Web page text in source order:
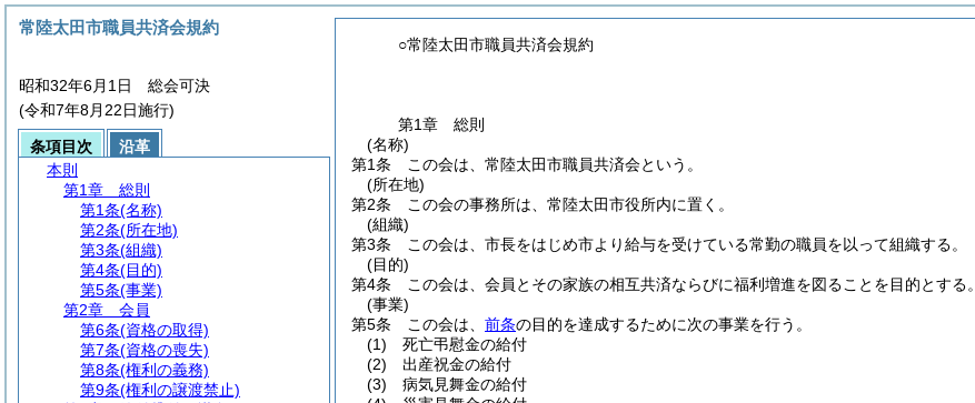
○常陸太田市職員共済会規約
第1章
総則
(名称)
第1条
この会は、常陸太田市職員共済会という。
(所在地)
第2条
この会の事務所は、常陸太田市役所内に置く。
(組織)
第3条
この会は、市長をはじめ市より給与を受けている常勤の職員を以って組織する。
(目的)
第4条
この会は、会員とその家族の相互共済ならびに福利増進を図ることを目的とする。
(事業)
第5条
この会は、 前条の目的を達成するために次の事業を行う。
(1)
死亡弔慰金の給付
(2)
出産祝金の給付
(3)
病気見舞金の給付
常陸太田市職員共済会規約
昭和32年6月1日 総会可決
(令和7年8月22日施行)
条項目次
沿革
本則
第1章
総則
第1条(名称)
第2条(所在地)
第3条(組織)
第4条(目的)
第5条(事業)
第2章
会員
第6条(資格の取得)
第7条(資格の喪失)
第8条(権利の義務)
第9条(権利の譲渡禁止)